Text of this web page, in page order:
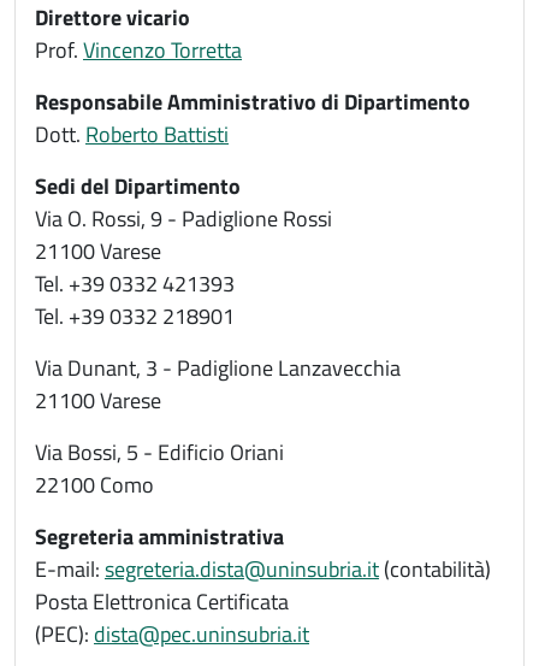
Direttore vicario
Prof.Vincenzo Torretta
Responsabile Amministrativo di Dipartimento
Dott. Roberto Battisti
Sedi del Dipartimento
Via O. Rossi, 9 - Padiglione Rossi
21100 Varese
Tel. +39 0332 421393
Tel. +39 0332 218901
Via Dunant, 3 - Padiglione Lanzavecchia
21100 Varese
Via Bossi, 5 - Edificio Oriani
22100 Como
Segreteria amministrativa
E-mail:segreteria.dista@uninsubria.it(contabilità)
Posta Elettronica Certificata
(PEC): dista@pec.uninsubria.it